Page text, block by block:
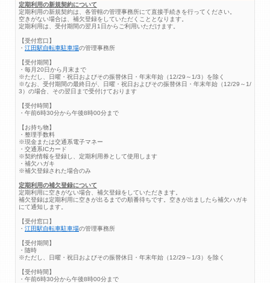
定期利用の新規契約について
定期利用の新規契約は、各管轄の管理事務所にて直接手続きを行ってください。
空きがない場合は、補欠登録をしていただくこととなります。
定期利用は、受付期間の翌月1日からご利用いただけます。
【受付窓口】
・ 江田駅自転車駐車場の管理事務所
【受付期間】
・毎月20日から月末まで
※ただし、日曜・祝日およびその振替休日・年末年始（12/29～1/3）を除く
※なお、受付期間の最終日が、日曜・祝日およびその振替休日・年末年始（12/29～1/
3）の場合、その翌日まで受付けております
【受付時間】
・午前6時30分から午後8時00分まで
【お持ち物】
・整理手数料
※現金または交通系電子マネー
・交通系ICカード
※契約情報を登録し、定期利用券として使用します
・補欠ハガキ
※補欠登録された場合のみ
定期利用の補欠登録について
定期利用に空きがない場合、補欠登録をしていただきます。
補欠登録は定期利用に空きが出るまでの順番待ちです。空きが出ましたら補欠ハガキ
にて通知します。
【受付窓口】
・ 江田駅自転車駐車場の管理事務所
【受付期間】
・随時
※ただし、日曜・祝日およびその振替休日・年末年始（12/29～1/3）を除く
【受付時間】
・午前6時30分から午後8時00分まで